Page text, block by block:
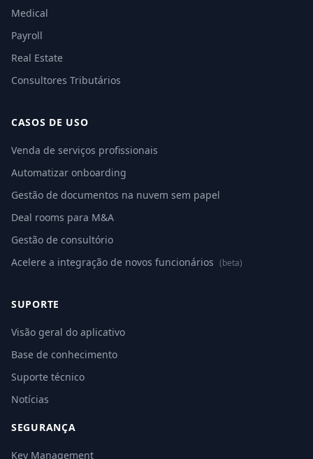
Medical
Payroll
Real Estate
Consultores Tributários
CASOS DE USO
Venda de serviços profissionais
Automatizar onboarding
Gestão de documentos na nuvem sem papel
Deal rooms para M&A
Gestão de consultório
Acelere a integração de novos funcionários (beta)
SUPORTE
Visão geral do aplicativo
Base de conhecimento
Suporte técnico
Notícias
SEGURANÇA
Key Management